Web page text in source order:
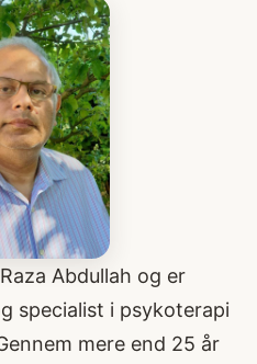
Abdullah og er
specialist i psykoterapi
mere end 25 år